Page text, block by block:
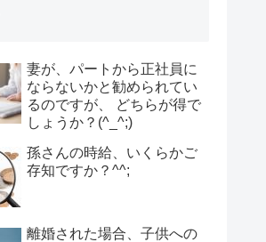
妻が、パートから正社員に
ならないかと勧められてい
るのですが、 どちらが得で
しょうか？(^_^;)
孫さんの時給、いくらかご
存知ですか？^^;
離婚された場合、子供への